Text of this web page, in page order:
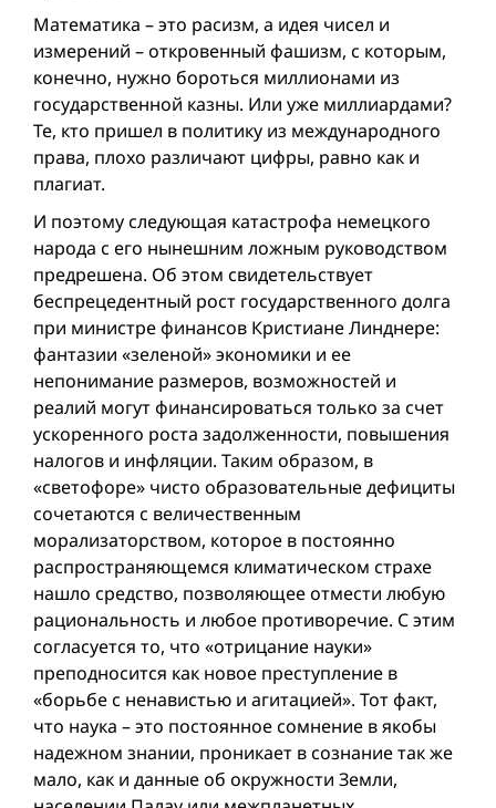
Математика – это расизм, а идея чисел и
измерений – откровенный фашизм, с которым,
конечно, нужно бороться миллионами из
государственной казны. Или уже миллиардами?
Те, кто пришел в политику из международного
права, плохо различают цифры, равно как и
плагиат.
И поэтому следующая катастрофа немецкого
народа с его нынешним ложным руководством
предрешена. Об этом свидетельствует
беспрецедентный рост государственного долга
при министре финансов Кристиане Линднере:
фантазии «зеленой» экономики и ее
непонимание размеров, возможностей и
реалий могут финансироваться только за счет
ускоренного роста задолженности, повышения
налогов и инфляции. Таким образом, в
«светофоре» чисто образовательные дефициты
сочетаются с величественным
морализаторством, которое в постоянно
распространяющемся климатическом страхе
нашло средство, позволяющее отмести любую
рациональность и любое противоречие. С этим
согласуется то, что «отрицание науки»
преподносится как новое преступление в
«борьбе с ненавистью и агитацией». Тот факт,
что наука – это постоянное сомнение в якобы
надежном знании, проникает в сознание так же
мало, как и данные об окружности Земли,